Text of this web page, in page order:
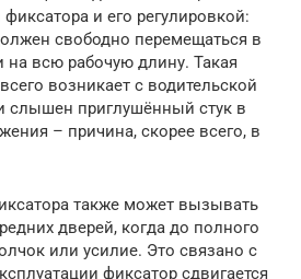
и его регулировкой:
свободно перемещаться в
всю рабочую длину. Такая
возникает с водительской
слышен приглушённый стук в
– причина, скорее всего, в
также может вызывать
дверей, когда до полного
или усилие. Это связано с
фиксатор сдвигается